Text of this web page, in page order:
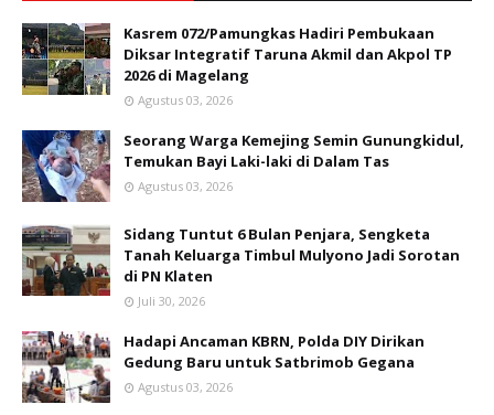
Kasrem 072/Pamungkas Hadiri Pembukaan
Diksar Integratif Taruna Akmil dan Akpol TP
2026 di Magelang
Agustus 03, 2026
Seorang Warga Kemejing Semin Gunungkidul,
Temukan Bayi Laki-laki di Dalam Tas
Agustus 03, 2026
Sidang Tuntut 6 Bulan Penjara, Sengketa
Tanah Keluarga Timbul Mulyono Jadi Sorotan
di PN Klaten
Juli 30, 2026
Hadapi Ancaman KBRN, Polda DIY Dirikan
Gedung Baru untuk Satbrimob Gegana
Agustus 03, 2026